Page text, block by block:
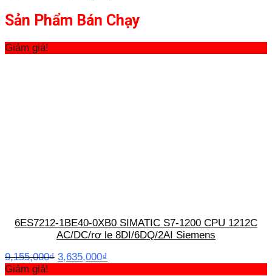
Sản Phẩm Bán Chạy
Giảm giá!
6ES7212-1BE40-0XB0 SIMATIC S7-1200 CPU 1212C
AC/DC/rơ le 8DI/6DQ/2AI Siemens
9,155,000₫ Giá
3,635,000₫
Giảm giá!